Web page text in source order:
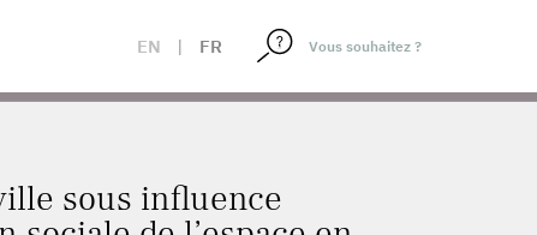
EN | FR
DIVISION SOCIALE DE L’ESPACE EN ÎLE-DE-FRANCE ?
sous influence